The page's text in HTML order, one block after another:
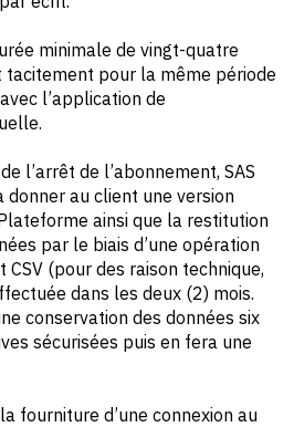
minimale de vingt-quatre
tacitement pour la même période
l’application de
l’arrêt de l’abonnement, SAS
donner au client une version
ainsi que la restitution
par le biais d’une opération
(pour des raison technique,
dans les deux (2) mois.
conservation des données six
sécurisées puis en fera une
fourniture d’une connexion au